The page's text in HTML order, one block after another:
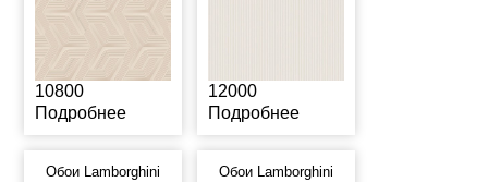
10800
Подробнее
12000
Подробнее
Обои Lamborghini
Обои Lamborghini